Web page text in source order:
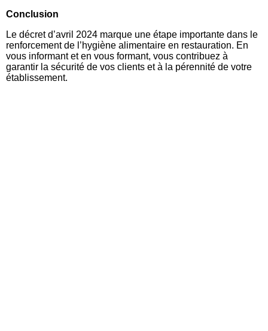
Conclusion
Le décret d’avril 2024 marque une étape importante dans le
renforcement de l’hygiène alimentaire en restauration. En
vous informant et en vous formant, vous contribuez à
garantir la sécurité de vos clients et à la pérennité de votre
établissement.